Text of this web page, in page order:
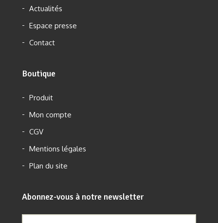
Actualités
Espace presse
Contact
Boutique
Produit
Mon compte
CGV
Mentions légales
Plan du site
Abonnez-vous à notre newsletter